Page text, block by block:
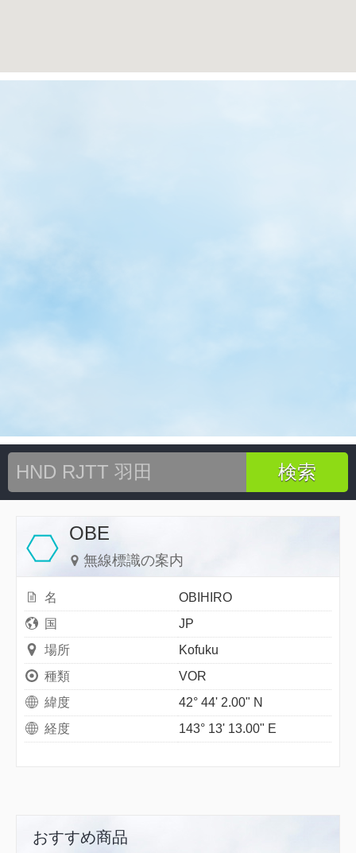
OBE
無線標識の案内
名
OBIHIRO
国
JP
場所
Kofuku
種類
VOR
緯度
42° 44' 2.00" N
経度
143° 13' 13.00" E
おすすめ商品